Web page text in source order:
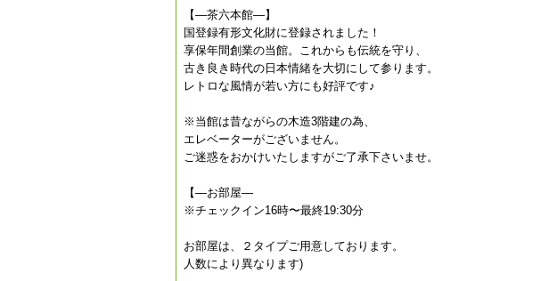
【—茶六本館—】
国登録有形文化財に登録されました！
享保年間創業の当館。これからも伝統を守り、
古き良き時代の日本情緒を大切にして参ります。
レトロな風情が若い方にも好評です♪
※当館は昔ながらの木造3階建の為、
エレベーターがございません。
ご迷惑をおかけいたしますがご了承下さいませ。
【—お部屋—
※チェックイン16時〜最終19:30分
お部屋は、２タイプご用意しております。
人数により異なります)